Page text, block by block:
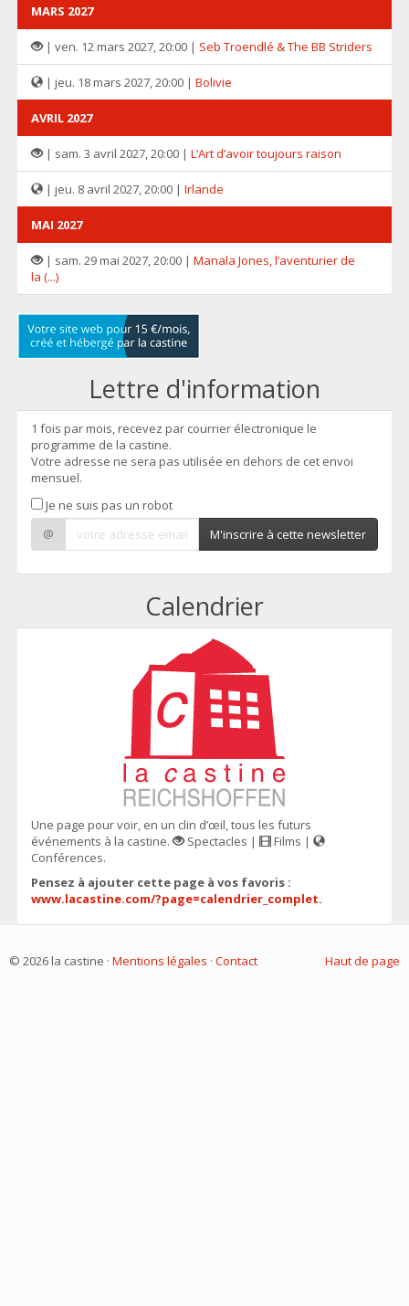
MARS 2027
| ven. 12 mars 2027, 20:00 | Seb Troendlé & The BB Striders
| jeu. 18 mars 2027, 20:00 | Bolivie
AVRIL 2027
| sam. 3 avril 2027, 20:00 | L’Art d’avoir toujours raison
| jeu. 8 avril 2027, 20:00 | Irlande
MAI 2027
| sam. 29 mai 2027, 20:00 | Manala Jones, l’aventurier de
la (...)
Lettre d'information
1 fois par mois, recevez par courrier électronique le
programme de la castine.
Votre adresse ne sera pas utilisée en dehors de cet envoi
mensuel.
Je ne suis pas un robot
@
M'inscrire à cette newsletter
Calendrier
Une page pour voir, en un clin d’œil, tous les futurs
événements à la castine.
Spectacles |
Films |
Conférences.
Pensez à ajouter cette page à vos favoris :
www.lacastine.com/?page=calendrier_complet.
Haut de page
© 2026 la castine · Mentions légales · Contact